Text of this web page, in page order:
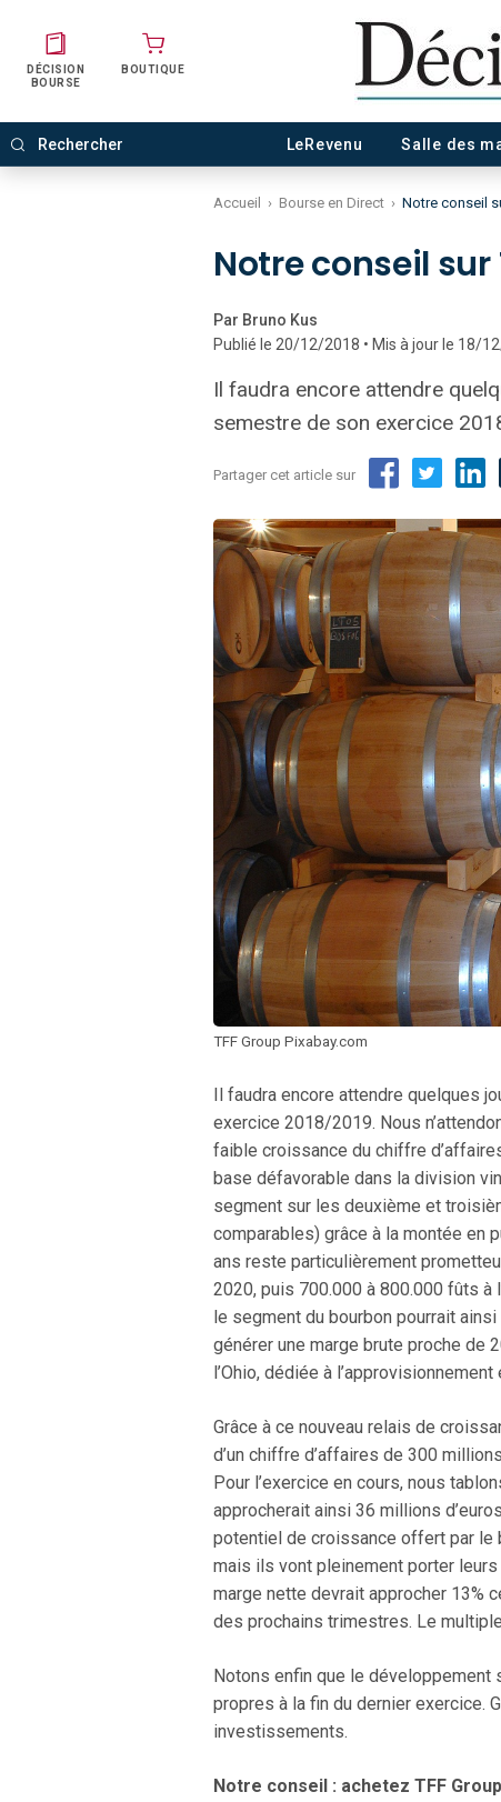
DÉCISION
BOURSE
BOUTIQUE
LeRevenu Salle des
Accueil › Bourse en Direct › Notre conseil
Notre conseil sur
Par Bruno Kus
Publié le 20/12/2018 • Mis à jour le 18/
Il faudra encore attendre
semestre de son exercice
Partager cet article sur
TFF Group Pixabay.com
Il faudra encore attendre quelques
exercice 2018/2019. Nous
faible croissance du chiffre
base défavorable dans la division
segment sur les deuxième et
comparables) grâce à la montée en
ans reste particulièrement
2020, puis 700.000 à 800.000 fûts à
le segment du bourbon pourrait
générer une marge brute proche de
l’Ohio, dédiée à
Grâce à ce nouveau relais de
d’un chiffre d’affaires de 300
Pour l’exercice en cours, nous
approcherait ainsi 36 millions
potentiel de croissance offert par le
mais ils vont pleinement porter
marge nette devrait approcher 13%
des prochains trimestres. Le
Notons enfin que le développement
propres à la fin du dernier exercice.
investissements.
Notre conseil : achetez TFF